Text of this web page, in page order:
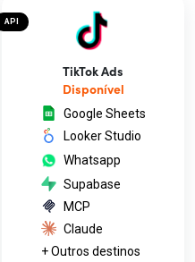
API
TikTok Ads
Disponível
Google Sheets
Looker Studio
Whatsapp
Supabase
MCP
Claude
+ Outros destinos